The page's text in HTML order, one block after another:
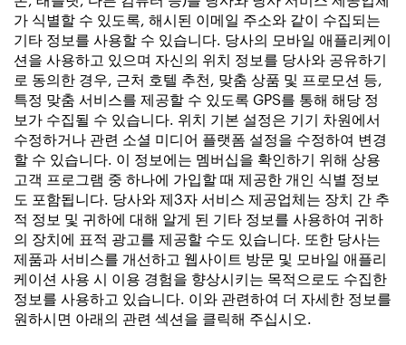
가 식별할 수 있도록, 해시된 이메일 주소와 같이 수집되는
기타 정보를 사용할 수 있습니다. 당사의 모바일 애플리케이
션을 사용하고 있으며 자신의 위치 정보를 당사와 공유하기
로 동의한 경우, 근처 호텔 추천, 맞춤 상품 및 프로모션 등,
특정 맞춤 서비스를 제공할 수 있도록 GPS를 통해 해당 정
보가 수집될 수 있습니다. 위치 기본 설정은 기기 차원에서
수정하거나 관련 소셜 미디어 플랫폼 설정을 수정하여 변경
할 수 있습니다. 이 정보에는 멤버십을 확인하기 위해 상용
고객 프로그램 중 하나에 가입할 때 제공한 개인 식별 정보
도 포함됩니다. 당사와 제3자 서비스 제공업체는 장치 간 추
적 정보 및 귀하에 대해 알게 된 기타 정보를 사용하여 귀하
의 장치에 표적 광고를 제공할 수도 있습니다. 또한 당사는
제품과 서비스를 개선하고 웹사이트 방문 및 모바일 애플리
케이션 사용 시 이용 경험을 향상시키는 목적으로도 수집한
정보를 사용하고 있습니다. 이와 관련하여 더 자세한 정보를
원하시면 아래의 관련 섹션을 클릭해 주십시오.